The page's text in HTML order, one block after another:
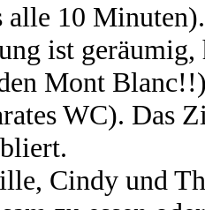
alle 10
ist
Mont
WC). Das
Cindy und